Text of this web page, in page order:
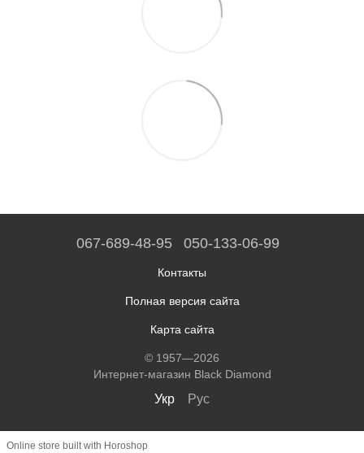
067-689-48-95 050-133-06-99
Контакты
Полная версия сайта
Карта сайта
© 1957—2026
Интернет-магазин Black Diamond
Укр Рус
Online store built with Horoshop